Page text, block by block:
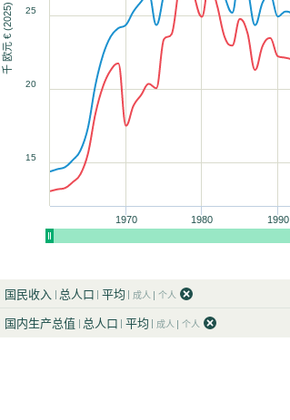
90
90
90
90
90
100
100
千 欧元 € (2025)
1970 1980 1990
15
20
25
国民收入 总人口 平均 成人 个人
国内生产总值 总人口 平均 成人 个人